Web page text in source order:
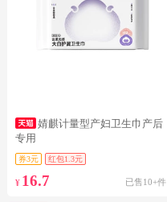
婧麒计量型产妇卫生巾产后
专用
券3元 红包1.3元
¥ 16.7 已售10+件